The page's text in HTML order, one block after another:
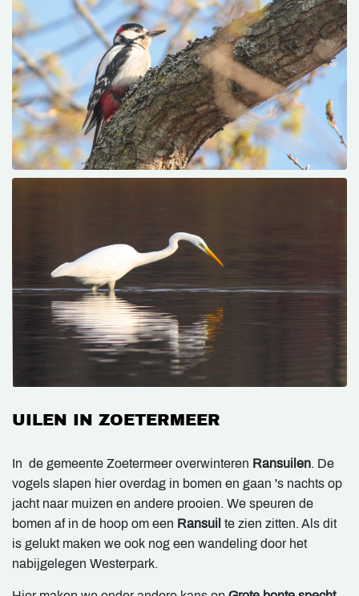
UILEN IN ZOETERMEER
In de gemeente Zoetermeer overwinteren Ransuilen. De
vogels slapen hier overdag in bomen en gaan 's nachts op
jacht naar muizen en andere prooien. We speuren de
bomen af in de hoop om een Ransuil te zien zitten. Als dit
is gelukt maken we ook nog een wandeling door het
nabijgelegen Westerpark.